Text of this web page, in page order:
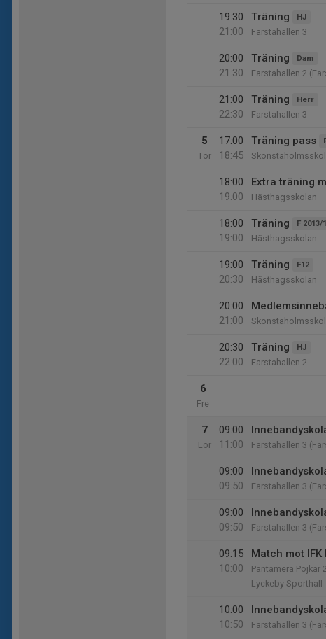
19:30
21:00
Träning HJ
Farstahallen 3
20:00
21:30
Träning Dam
Farstahallen 2
21:00
22:30
Träning Herr
Farstahallen 3
5
Tor
17:00
18:45
Träning pass
18:00
19:00
Extra träning
Hästhagsskolan
18:00
19:00
Träning F 2013/
Hästhagsskolan
19:00
20:30
Träning F12
Hästhagsskolan
20:00
21:00
20:30
22:00
Träning HJ
Farstahallen 2
6
Fre
7
Lör
09:00
11:00
Farstahallen 3
09:00
09:50
Farstahallen 3
09:00
09:50
Farstahallen 3
09:15
10:00
Match mot IFK
Pantamera Pojkar
Lyckeby Sporthall
10:00
10:50
Farstahallen 3